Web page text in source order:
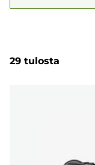
29 tulosta